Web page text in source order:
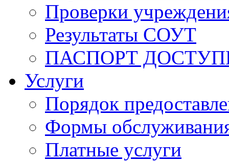
Проверки
Результаты СОУТ
ПАСПОРТ
Услуги
Порядок
Формы
Платные услуги